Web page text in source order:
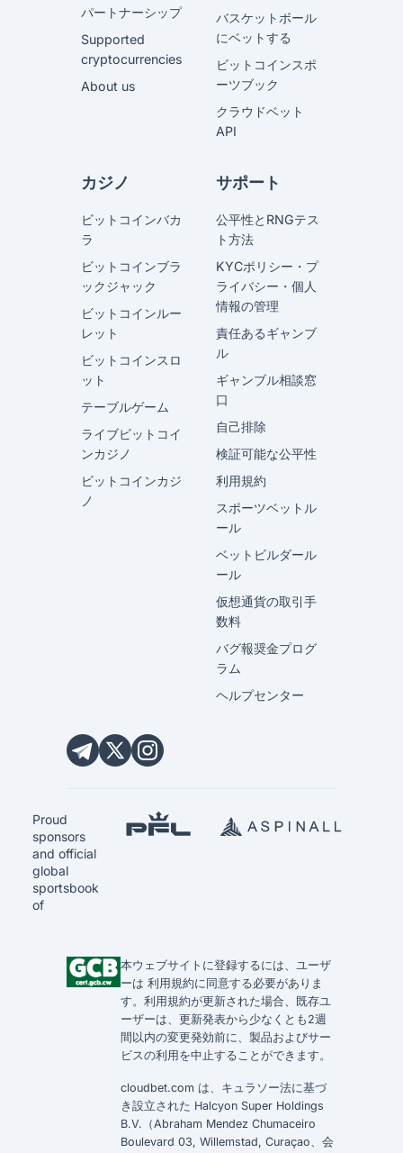
パートナーシップ
Supported
cryptocurrencies
About us
バスケットボール
にベットする
ビットコインスポ
ーツブック
クラウドベット
API
カジノ
ビットコインバカ
ラ
ビットコインブラ
ックジャック
ビットコインルー
レット
ビットコインスロ
ット
テーブルゲーム
ライブビットコイ
ンカジノ
ビットコインカジ
ノ
サポート
公平性とRNGテス
ト方法
KYCポリシー・プ
ライバシー・個人
情報の管理
責任あるギャンブ
ル
ギャンブル相談窓
口
自己排除
検証可能な公平性
利用規約
スポーツベットル
ール
ベットビルダール
ール
仮想通貨の取引手
数料
バグ報奨金プログ
ラム
ヘルプセンター
Proud
sponsors
and official
global
sportsbook
of
本ウェブサイトに登録するには、ユーザ
ーは 利用規約に同意する必要がありま
す。 利用規約が更新された場合、既存ユ
ーザーは、更新発表から少なくとも2週
間以内の変更発効前に、製品およびサー
ビスの利用を中止することができます。
cloudbet.com は、キュラソー法に基づ
き設立された Halcyon Super Holdings
B.V.（Abraham Mendez Chumaceiro
Boulevard 03, Willemstad, Curaçao、会